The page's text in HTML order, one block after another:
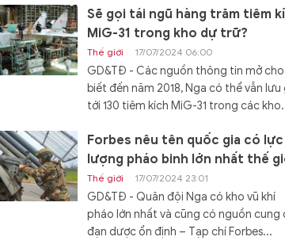
Sẽ gọi tái ngũ hàng trăm tiêm
MiG-31 trong kho dự trữ?
Thế giới 17/07/2024 06:00
GD&TĐ - Các nguồn thông tin mở cho
biết đến năm 2018, Nga có thể vẫn lưu
tới 130 tiêm kích MiG-31 trong các
Forbes nêu tên quốc gia có lực
lượng pháo binh lớn nhất thế
Thế giới 17/07/2024 23:01
GD&TĐ - Quân đội Nga có kho vũ khí
pháo lớn nhất và cũng có nguồn cung
đạn dược ổn định – Tạp chí Forbes...